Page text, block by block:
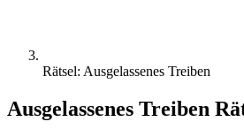
Rätsel: Ausgelassenes Treiben
Ausgelassenes Treiben